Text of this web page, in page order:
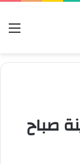
صباح